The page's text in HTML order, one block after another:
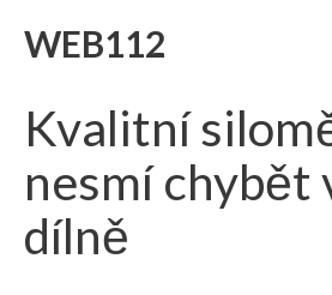
WEB112
Kvalitní
nesmí chybět
dílně